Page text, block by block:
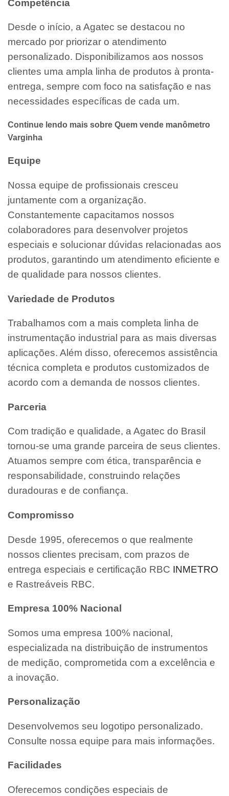
Competência
Desde o início, a Agatec se destacou no
mercado por priorizar o atendimento
personalizado. Disponibilizamos aos nossos
clientes uma ampla linha de produtos à pronta-
entrega, sempre com foco na satisfação e nas
necessidades específicas de cada um.
Continue lendo mais sobre Quem vende manômetro
Varginha
Equipe
Nossa equipe de profissionais cresceu
juntamente com a organização.
Constantemente capacitamos nossos
colaboradores para desenvolver projetos
especiais e solucionar dúvidas relacionadas aos
produtos, garantindo um atendimento eficiente e
de qualidade para nossos clientes.
Variedade de Produtos
Trabalhamos com a mais completa linha de
instrumentação industrial para as mais diversas
aplicações. Além disso, oferecemos assistência
técnica completa e produtos customizados de
acordo com a demanda de nossos clientes.
Parceria
Com tradição e qualidade, a Agatec do Brasil
tornou-se uma grande parceira de seus clientes.
Atuamos sempre com ética, transparência e
responsabilidade, construindo relações
duradouras e de confiança.
Compromisso
Desde 1995, oferecemos o que realmente
nossos clientes precisam, com prazos de
entrega especiais e certificação RBC INMETRO
e Rastreáveis RBC.
Empresa 100% Nacional
Somos uma empresa 100% nacional,
especializada na distribuição de instrumentos
de medição, comprometida com a excelência e
a inovação.
Personalização
Desenvolvemos seu logotipo personalizado.
Consulte nossa equipe para mais informações.
Facilidades
Oferecemos condições especiais de